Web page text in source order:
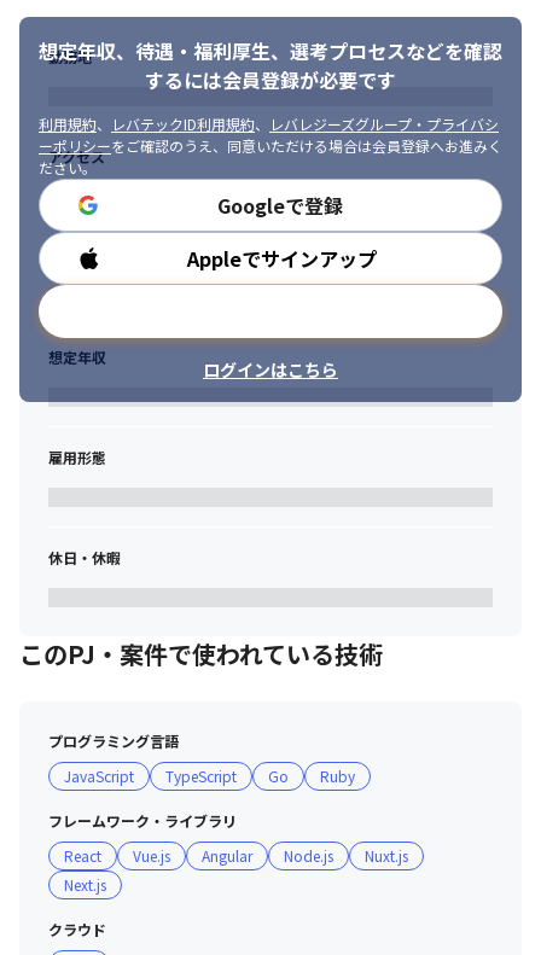
想定年収、待遇・福利厚生、 選考プロセスなどを確認
するには会員登録が必要です
利用規約、 レバテックID利用規約、
レバレジーズグループ・プライバシ
ーポリシーをご確認のうえ、同意いただける場合は会員登録へお進みく
ださい。
Googleで登録
Appleでサインアップ
ログインはこちら
勤務地
アクセス
勤務時間
想定年収
雇用形態
休日・休暇
このPJ・案件で使われている技術
プログラミング言語
JavaScript
TypeScript Go Ruby
フレームワーク・ライブラリ
React
Vue.js Angular Node.js
Nuxt.js
Next.js
クラウド